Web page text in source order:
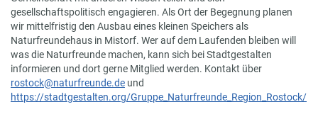
gesellschaftspolitisch engagieren. Als Ort der Begegnung planen
wir mittelfristig den Ausbau eines kleinen Speichers als
Naturfreundehaus in Mistorf. Wer auf dem Laufenden bleiben will
was die Naturfreunde machen, kann sich bei Stadtgestalten
informieren und dort gerne Mitglied werden. Kontakt über
rostock@naturfreunde.de und
https://stadtgestalten.org/Gruppe_Naturfreunde_Region_Rostock/